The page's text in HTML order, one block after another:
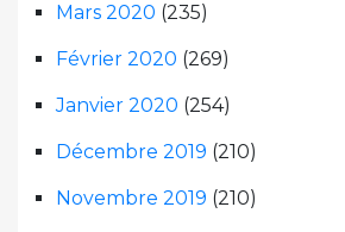
Mars 2020 (235)
Février 2020 (269)
Janvier 2020 (254)
Décembre 2019 (210)
Novembre 2019 (210)